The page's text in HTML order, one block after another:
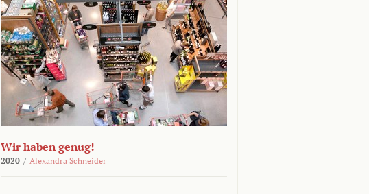
Wir haben genug!
2020 / Alexandra Schneider